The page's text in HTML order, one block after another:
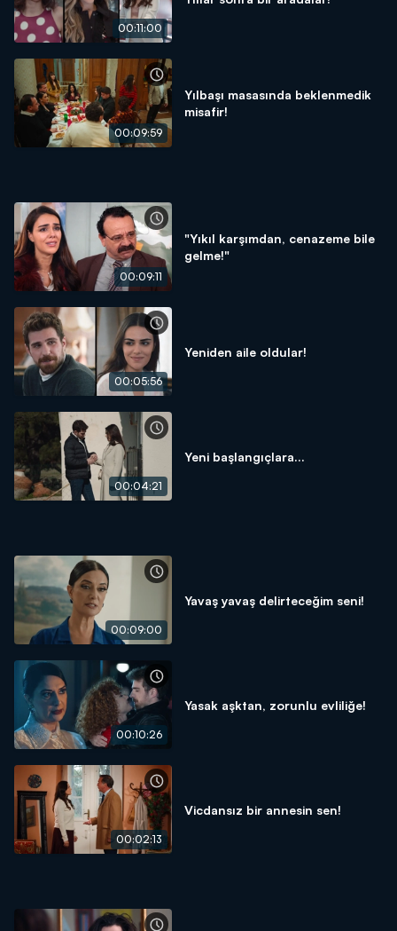
00:11:00
00:09:59
Yılbaşı masasında beklenmedik
misafir!
00:09:11
"Yıkıl karşımdan, cenazeme bile
gelme!"
00:05:56
Yeniden aile oldular!
00:04:21
Yeni başlangıçlara...
00:09:00
Yavaş yavaş delirteceğim seni!
00:10:26
Yasak aşktan, zorunlu evliliğe!
00:02:13
Vicdansız bir annesin sen!